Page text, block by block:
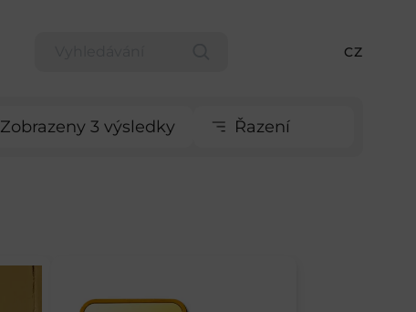
CZ
Zobrazeny 3 výsledky Řazení